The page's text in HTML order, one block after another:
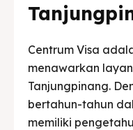
Centrum Visa
menawarkan
Tanjungpinang.
bertahun-tahun
memiliki